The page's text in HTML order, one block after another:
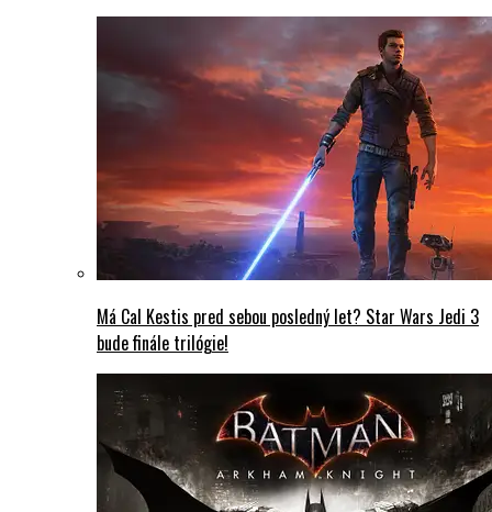
Má Cal Kestis pred sebou posledný let? Star Wars Jedi 3
bude finále trilógie!